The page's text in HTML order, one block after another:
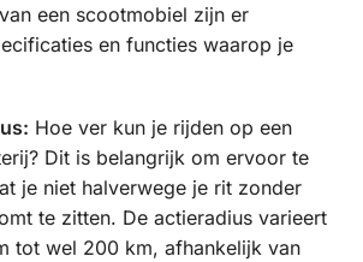
een scootmobiel zijn er
en functies waarop je
Hoe ver kun je rijden op een
Dit is belangrijk om ervoor te
je niet halverwege je rit zonder
te zitten. De actieradius varieert
tot wel 200 km, afhankelijk van